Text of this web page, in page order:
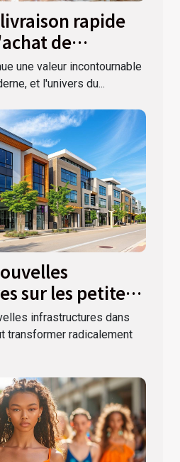
rapide
de
une valeur incontournable
et l'univers du...
sur les petites
infrastructures dans
transformer radicalement